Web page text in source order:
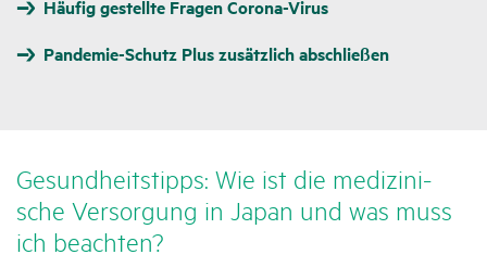
Häufig gestellte Fragen Corona-Virus
Pandemie-Schutz Plus zusätzlich abschließen
Gesund­heits­tipps: Wie ist die medi­zi­ni­
sche Versor­gung in Japan und was muss
ich beachten?